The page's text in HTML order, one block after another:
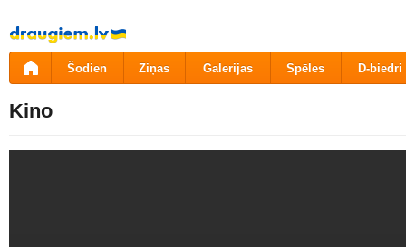
Pāriet
uz
saturu
Šodien Ziņas Galerijas Spēles D-biedri
Kino